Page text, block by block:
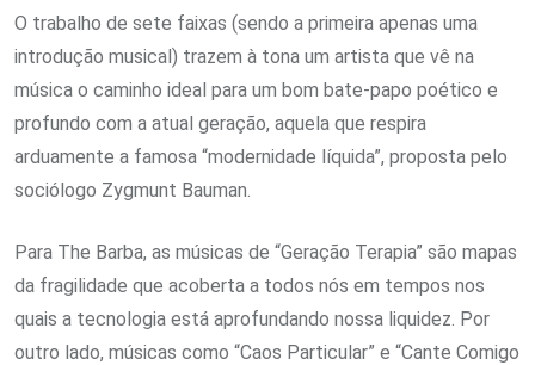
O trabalho de sete faixas (sendo a primeira apenas uma
introdução musical) trazem à tona um artista que vê na
música o caminho ideal para um bom bate-papo poético e
profundo com a atual geração, aquela que respira
arduamente a famosa “modernidade líquida”, proposta pelo
sociólogo Zygmunt Bauman.
Para The Barba, as músicas de “Geração Terapia” são mapas
da fragilidade que acoberta a todos nós em tempos nos
quais a tecnologia está aprofundando nossa liquidez. Por
outro lado, músicas como “Caos Particular” e “Cante Comigo